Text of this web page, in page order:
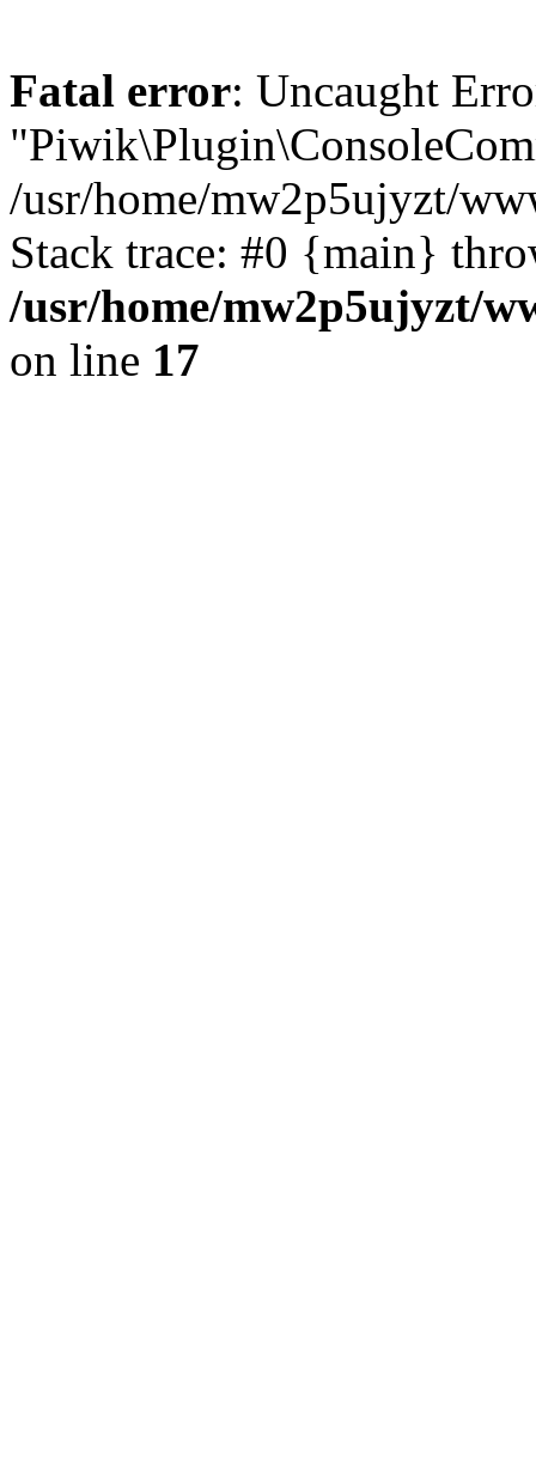
Fatal error: Uncaught
/usr/home/mw2p5ujyzt/
Stack trace: #0 {main}
/usr/home/mw2p5ujyzt/
on line 17